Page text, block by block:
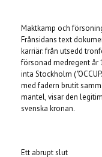
Maktkamp och
Frånsidans text
karriär: från utsedd
försonad medregent år
inta Stockholm
med fadern brutit
mantel, visar den
svenska kronan.
Ett abrupt slut